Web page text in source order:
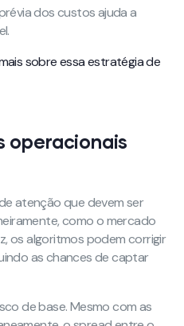
dos custos ajuda a
sobre essa estratégia de
operacionais
atenção que devem ser
como o mercado
os algoritmos podem corrigir
as chances de captar
de base. Mesmo com as